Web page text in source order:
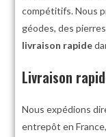
compétitifs. Nous
géodes, des
livraison rapide
Livraison
Nous expédions
entrepôt en